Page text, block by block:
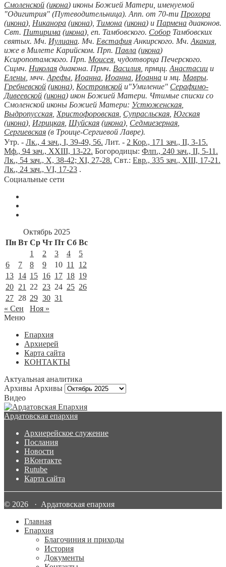
Смоленской (икона) иконы Божией Матери, именуемой
"Одигитрия" (Путеводительница). Апп. от 70-ти Прохора
(икона), Никанора (икона), Тимона (икона) и Пармена диаконов.
Свт. Питирима (икона), еп. Тамбовского. Собор Тамбовских
святых. Мч. Иулиана. Мч. Евстафия Анкирского. Мч. Акакия
иже в Милете Карийском. Прп. Павла (икона)
Ксиропотамского. Прп. Моисея , чудотворца Печерского.
Сщмч. Николая диакона. Прмч. Василия , прмцц. Анастасии и
Елены , мчч. Арефы Иоанна Иоанна Иоанна и мц. Мавры.
Гребневской (икона), Костромской и"Умиление" Серафимо-
Дивеевской (икона) икон Божией Матери. Чтимые списки со
Смоленской иконы Божией Матери: Устюженская
Выдропусская Христофоровская Супрасльская Югская
(икона), Игрицкая Шуйская (икона), Седмиезерная
Сергиевская (в Троице-Сергиевой Лавре).
Утр. - Лк., 4 зач., I, 39-49, 56. Лит. - 2 Кор., 171 зач., II, 3-15.
Мф., 94 зач., XXIII, 13-22. Богородицы: Флп., 240 зач., II, 5-11.
Лк., 54 зач., X, 38-42; XI, 27-28. Свт.: Евр., 335 зач., XIII, 17-21.
Лк., 24 зач., VI, 17-23 .
Социальные сети
Октябрь 2025
Пн Вт Ср Чт Пт Сб Вс
1
2 3 4
5
6
7 8 9 10 11
12
13 14 15 16 17 18 19
20 21 22 23 24 25 26
27 28 29 30 31
« Сен
Ноя »
Меню
Епархия
Архиерей
Карта сайта
КОНТАКТЫ
Актуальная аналитика
Архивы Архивы
Видео
Ардатовская епархия
Архиерейское служение
Послания
Новости
ВКонтакте
Rutube
Карта сайта
© 2026 · Ардатовская епархия
Главная
Епархия
Благочиния и приходы
История
Документы